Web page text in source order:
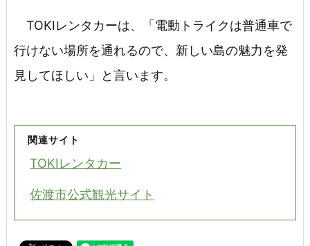
TOKIレンタカーは、「電動トライクは普通車で
行けない場所を通れるので、新しい島の魅力を発
見してほしい」と言います。
関連サイト
TOKIレンタカー
佐渡市公式観光サイト